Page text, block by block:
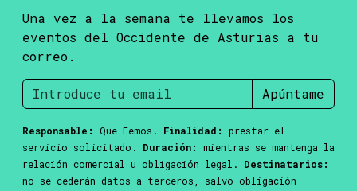
Una vez a la semana te llevamos los
eventos del Occidente de Asturias a tu
correo.
Apúntame
Responsable: Que Femos. Finalidad:
prestar el
servicio solicitado. Duración:
mientras se mantenga la
relación comercial u obligación legal. Destinatarios:
no se cederán datos a terceros, salvo obligación